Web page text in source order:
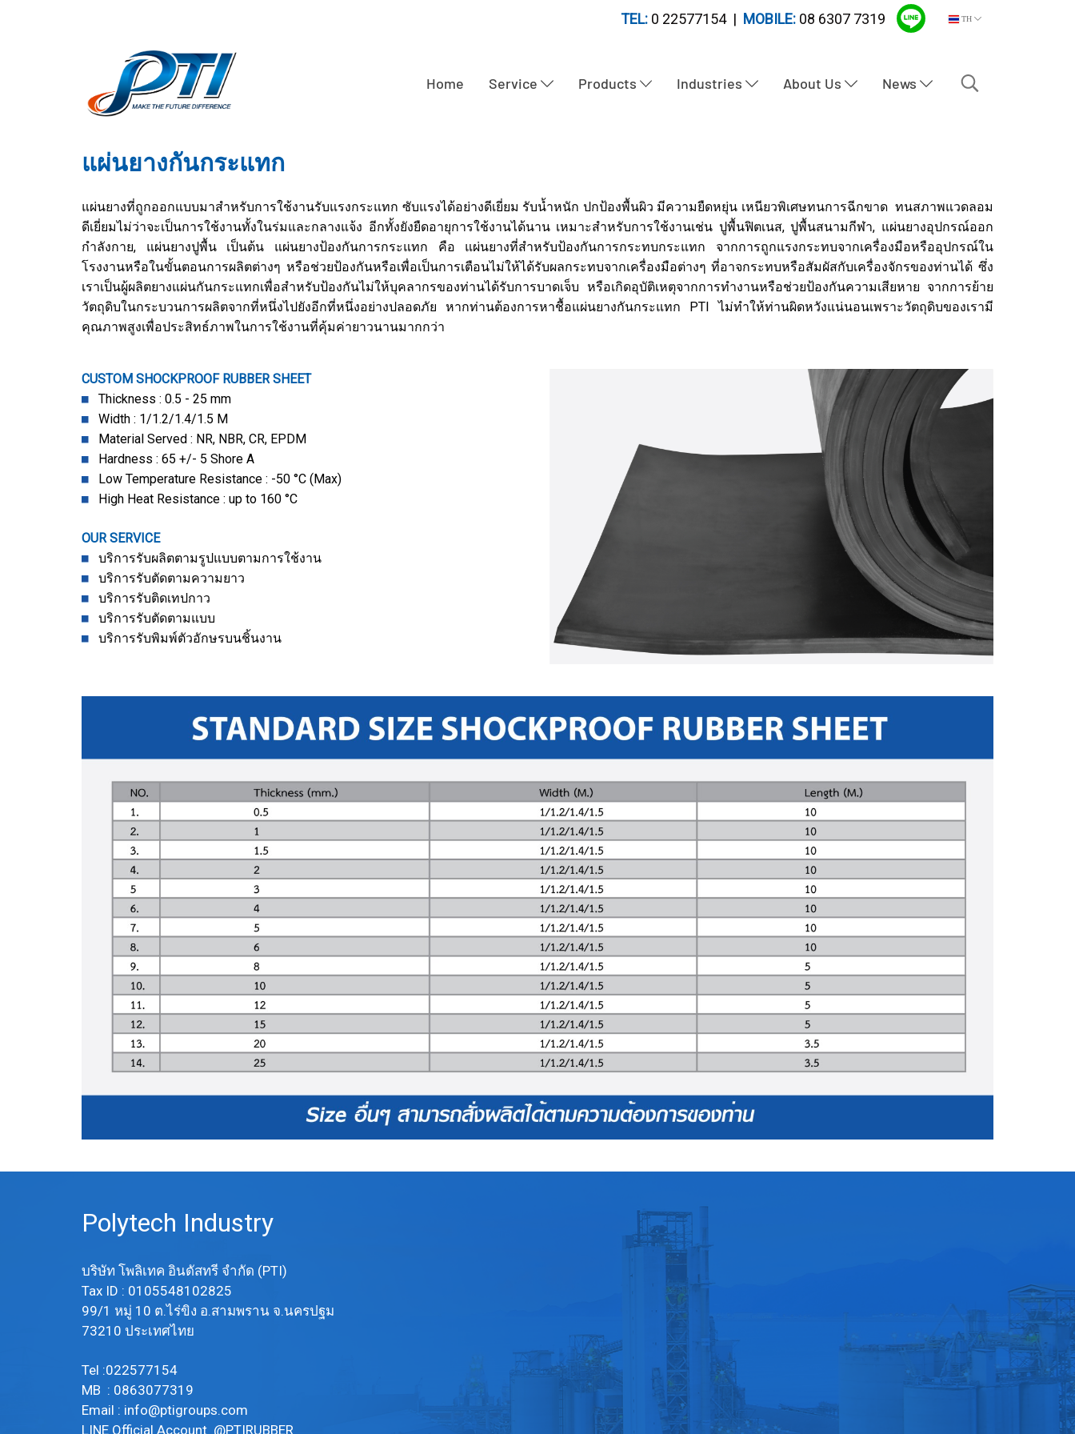
TEL:0 22577154 | MOBILE: 08 6307 7319 TH
Home Service Products Industries About Us News
แผ่นยางกันกระแทก
แผ่นยางที่ถูกออกแบบมาสำหรับการใช้งานรับแรงกระแทก ซับแรงได้อย่างดีเยี่ยม รับน้ำหนัก ปกป้องพื้นผิว มีความยืดหยุ่น เหนียวพิเศษทนการฉีกขาด ทนสภาพแวดลอม
ดีเยี่ยมไม่ว่าจะเป็นการใช้งานทั้งในร่มและกลางแจ้ง อีกทั้งยังยืดอายุการใช้งานได้นาน เหมาะสำหรับการใช้งานเช่น ปูพื้นฟิตเนส, ปูพื้นสนามกีฬา, แผ่นยางอุปกรณ์ออก
กำลังกาย, แผ่นยางปูพื้น เป็นต้น แผ่นยางป้องกันการกระแทก คือ แผ่นยางที่สำหรับป้องกันการกระทบกระแทก จากการถูกแรงกระทบจากเครื่องมือหรืออุปกรณ์ใน
โรงงานหรือในขั้นตอนการผลิตต่างๆ หรือช่วยป้องกันหรือเพื่อเป็นการเตือนไม่ให้ได้รับผลกระทบจากเครื่องมือต่างๆ ที่อาจกระทบหรือสัมผัสกับเครื่องจักรของท่านได้ ซึ่ง
เราเป็นผู้ผลิตยางแผ่นกันกระแทกเพื่อสำหรับป้องกันไม่ให้บุคลากรของท่านได้รับการบาดเจ็บ หรือเกิดอุบัติเหตุจากการทำงานหรือช่วยป้องกันความเสียหาย จากการย้าย
วัตถุดิบในกระบวนการผลิตจากที่หนึ่งไปยังอีกที่หนึ่งอย่างปลอดภัย หากท่านต้องการหาชื้อแผ่นยางกันกระแทก PTI ไม่ทำให้ท่านผิดหวังแน่นอนเพราะวัตถุดิบของเรามี
คุณภาพสูงเพื่อประสิทธ์ภาพในการใช้งานที่คุ้มค่ายาวนานมากกว่า
CUSTOM SHOCKPROOF RUBBER SHEET
Thickness : 0.5 - 25 mm
Width : 1/1.2/1.4/1.5 M
Material Served : NR, NBR, CR, EPDM
Hardness : 65 +/- 5 Shore A
Low Temperature Resistance : -50 °C (Max)
High Heat Resistance : up to 160 °C
OUR SERVICE
บริการรับผลิตตามรูปแบบตามการใช้งาน
บริการรับตัดตามความยาว
บริการรับติดเทปกาว
บริการรับตัดตามแบบ
บริการรับพิมพ์ตัวอักษรบนชิ้นงาน
Polytech Industry
บริษัท โพลิเทค อินดัสทรี จำกัด (PTI)
Tax ID : 0105548102825
99/1 หมู่ 10 ต.ไร่ขิง อ.สามพราน จ.นครปฐม
73210 ประเทศไทย
Tel :022577154
MB : 0863077319
Email : info@ptigroups.com
LINE Official Account @PTIRUBBER